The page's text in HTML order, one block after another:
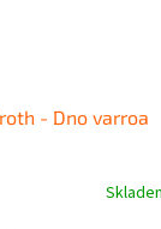
- Dno varroa